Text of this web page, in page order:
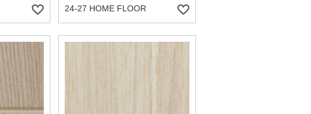
24-27 HOME FLOOR